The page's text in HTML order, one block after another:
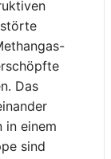
Das
in einem
sind